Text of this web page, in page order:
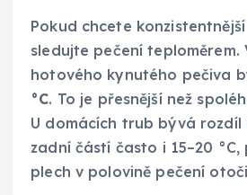
Pokud chcete
sledujte pečení
hotového kynutého pečiva
°C. To je přesnější než
U domácích trub bývá rozdíl
zadní částí často i 15–20
plech v polovině pečení